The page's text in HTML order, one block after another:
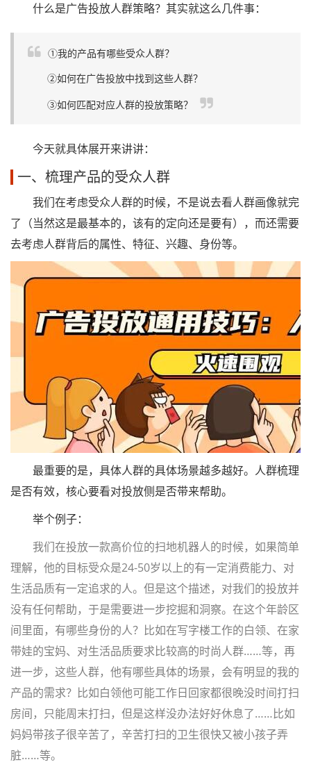
什么是广告投放人群策略？其实就这么几件事：
①我的产品有哪些受众人群？
②如何在广告投放中找到这些人群？
③如何匹配对应人群的投放策略？
今天就具体展开来讲讲：
一、梳理产品的受众人群
我们在考虑受众人群的时候，不是说去看人群画像就完
了（当然这是最基本的，该有的定向还是要有），而还需要
去考虑人群背后的属性、特征、兴趣、身份等。
最重要的是，具体人群的具体场景越多越好。人群梳理
是否有效，核心要看对投放侧是否带来帮助。
举个例子：
我们在投放一款高价位的扫地机器人的时候，如果简单
理解，他的目标受众是24-50岁以上的有一定消费能力、对
生活品质有一定追求的人。但是这个描述，对我们的投放并
没有任何帮助，于是需要进一步挖掘和洞察。在这个年龄区
间里面，有哪些身份的人？比如在写字楼工作的白领、在家
带娃的宝妈、对生活品质要求比较高的时尚人群……等，再
进一步，这些人群，他有哪些具体的场景，会有明显的我的
产品的需求？比如白领他可能工作日回家都很晚没时间打扫
房间，只能周末打扫，但是这样没办法好好休息了……比如
妈妈带孩子很辛苦了，辛苦打扫的卫生很快又被小孩子弄
脏……等。